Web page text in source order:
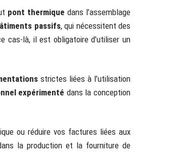
pont thermique dans l’assemblage
passifs, qui nécessitent des
cas-là, il est obligatoire d’utiliser un
strictes liées à l’utilisation
expérimenté dans la conception
ou réduire vos factures liées aux
la production et la fourniture de